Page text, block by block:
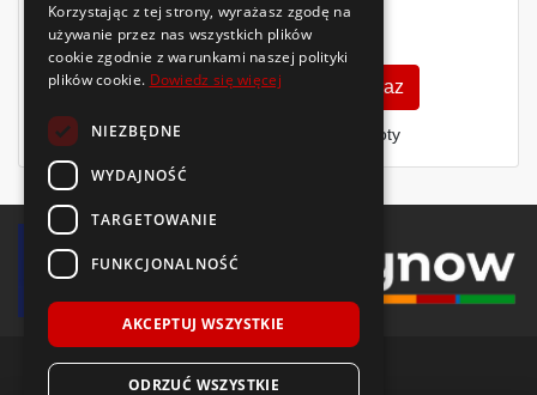
1381zł
Zobacz szczegóły Kup teraz
Finansowanie dla firm - MŚP i floty
Korzystając z tej strony, wyrażasz zgodę na
używanie przez nas wszystkich plików
cookie zgodnie z warunkami naszej polityki
plików cookie. Dowiedz się więcej
NIEZBĘDNE
WYDAJNOŚĆ
TARGETOWANIE
FUNKCJONALNOŚĆ
AKCEPTUJ WSZYSTKIE
ODRZUĆ WSZYSTKIE